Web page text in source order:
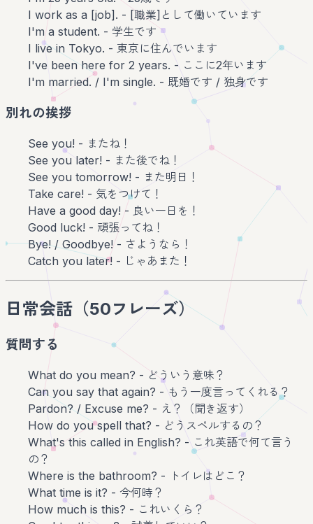
I work as a [job]. - [職業]として働いています
I'm a student. - 学生です
I live in Tokyo. - 東京に住んでいます
I've been here for 2 years. - ここに2年います
I'm married. / I'm single. - 既婚です / 独身です
別れの挨拶
See you! - またね！
See you later! - また後でね！
See you tomorrow! - また明日！
Take care! - 気をつけて！
Have a good day! - 良い一日を！
Good luck! - 頑張ってね！
Bye! / Goodbye! - さようなら！
Catch you later! - じゃあまた！
日常会話（50フレーズ）
質問する
What do you mean? - どういう意味？
Can you say that again? - もう一度言ってくれる？
Pardon? / Excuse me? - え？（聞き返す）
How do you spell that? - どうスペルするの？
What's this called in English? - これ英語で何て言う
の？
Where is the bathroom? - トイレはどこ？
What time is it? - 今何時？
How much is this? - これいくら？